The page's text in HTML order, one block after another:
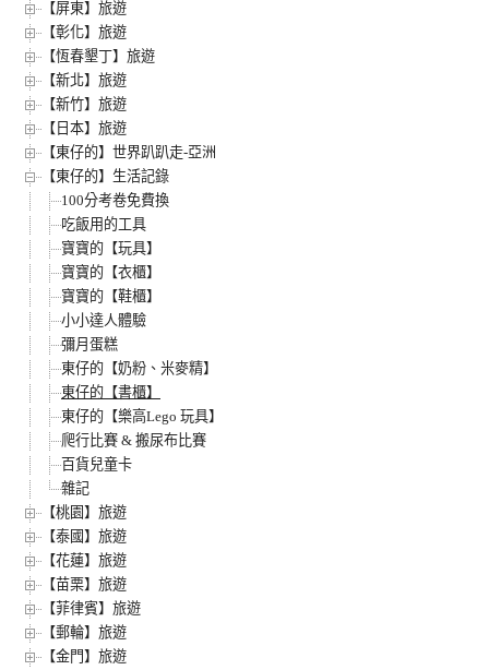
【屏東】旅遊
【彰化】旅遊
【恆春墾丁】旅遊
【新北】旅遊
【新竹】旅遊
【日本】旅遊
【東仔的】世界趴趴走-亞洲
【東仔的】生活記錄
100分考卷免費換
吃飯用的工具
寶寶的【玩具】
寶寶的【衣櫃】
寶寶的【鞋櫃】
小小達人體驗
彌月蛋糕
東仔的【奶粉、米麥精】
東仔的【書櫃】
東仔的【樂高Lego 玩具】
爬行比賽 & 搬尿布比賽
百貨兒童卡
雜記
【桃園】旅遊
【泰國】旅遊
【花蓮】旅遊
【苗栗】旅遊
【菲律賓】旅遊
【郵輪】旅遊
【金門】旅遊